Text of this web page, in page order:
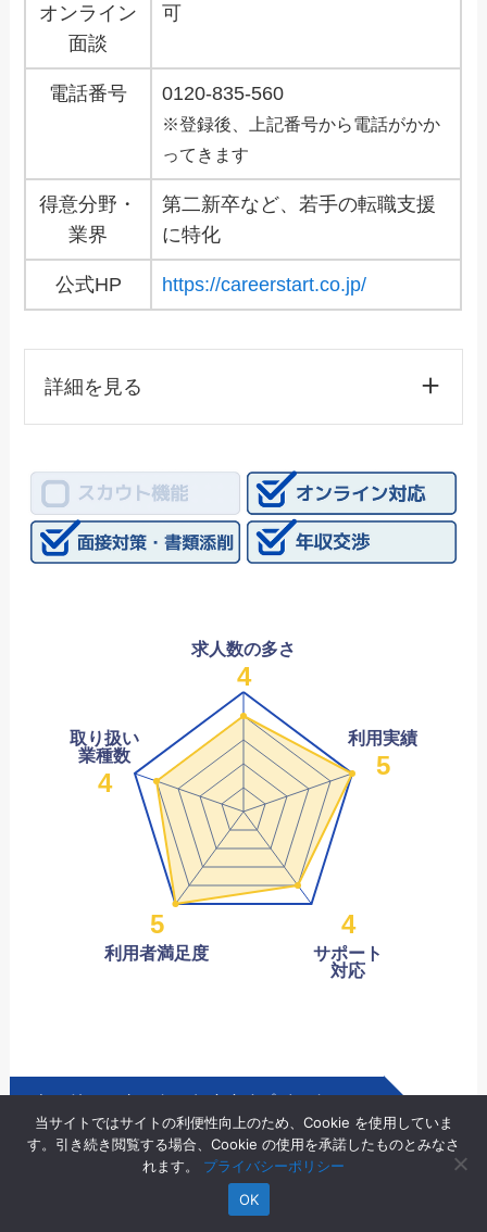
オンライン
面談
可
電話番号 0120-835-560
※登録後、上記番号から電話がかか
ってきます
得意分野・
業界
第二新卒など、若手の転職支援
に特化
公式HP https://careerstart.co.jp/
詳細を見る
求人数の多さ
4
取り扱い
業種数
4
5
利用者満足度
4
サポート
対応
利用実績
5
キャリアスタートのおすすめポイント
中退・既卒・フリーターの就活・転職
当サイトではサイトの利便性向上のため、Cookie を使用していま
す。引き続き閲覧する場合、Cookie の使用を承諾したものとみなさ
れます。 プライバシーポリシー
OK